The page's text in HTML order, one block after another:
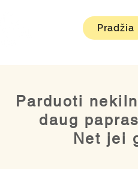
Pradžia
Parduoti
daug
Net jei